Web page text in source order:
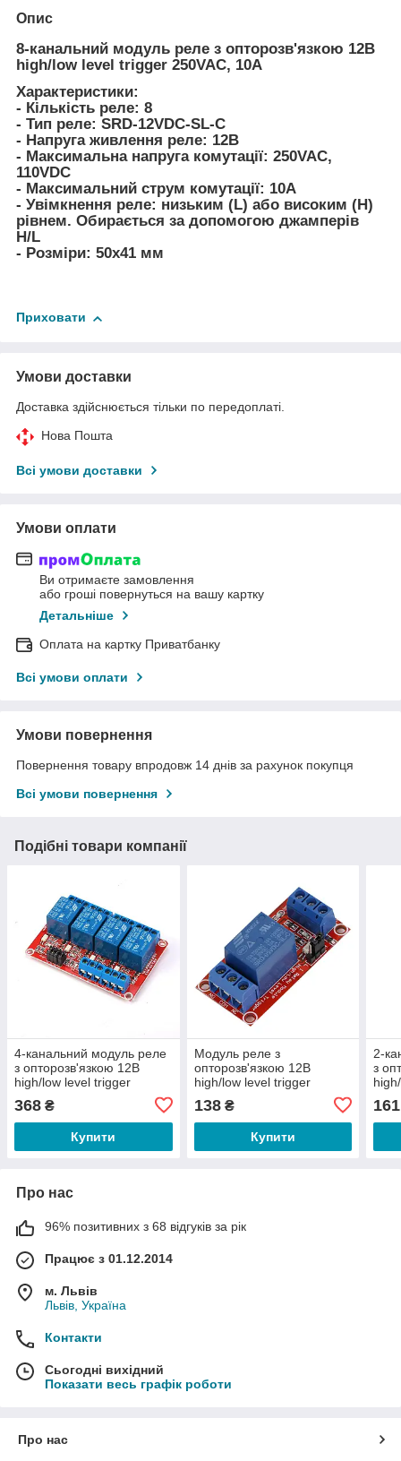
Опис
8-канальний модуль реле з опторозв'язкою 12В
high/low level trigger 250VAC, 10A
Характеристики:
- Кількість реле: 8
- Тип реле: SRD-12VDC-SL-C
- Напруга живлення реле: 12В
- Максимальна напруга комутації: 250VAC,
110VDC
- Максимальний струм комутації: 10А
- Увімкнення реле: низьким (L) або високим (H)
рівнем. Обирається за допомогою джамперів
H/L
- Розміри: 50х41 мм
Приховати
Умови доставки
Доставка здійснюється тільки по передоплаті.
Нова Пошта
Всі умови доставки
Умови оплати
Ви отримаєте замовлення
або гроші повернуться на вашу картку
Детальніше
Оплата на картку Приватбанку
Всі умови оплати
Умови повернення
Повернення товару впродовж 14 днів за рахунок покупця
Всі умови повернення
Подібні товари компанії
4-канальний модуль реле
з опторозв'язкою 12В
high/low level trigger
368 ₴
Купити
Модуль реле з
опторозв'язкою 12В
high/low level trigger
138₴
Купити
2-
з
161
Про нас
96% позитивних з 68 відгуків за рік
Працює з 01.12.2014
м. Львів
Львів, Україна
Контакти
Сьогодні вихідний
Показати весь графік роботи
Про нас